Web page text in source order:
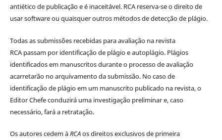
antiético de publicação e é inaceitável. RCA reserva-se o direito de
usar software ou quaisquer outros métodos de detecção de plágio.
Todas as submissões recebidas para avaliação na revista
RCA passam por identificação de plágio e autoplágio. Plágios
identificados em manuscritos durante o processo de avaliação
acarretarão no arquivamento da submissão. No caso de
identificação de plágio em um manuscrito publicado na revista, o
Editor Chefe conduzirá uma investigação preliminar e, caso
necessário, fará a retratação.
Os autores cedem àRCAos direitos exclusivos de primeira